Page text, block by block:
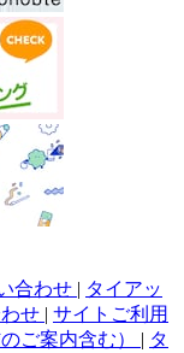
合わせ | タイアッ
せ | サイトご利用
ご案内含む） | タ